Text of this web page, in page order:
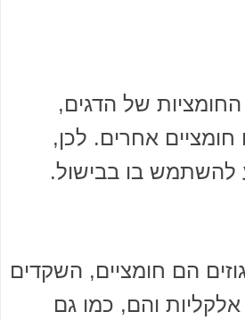
של הדגים,
אחרים. לכן,
להשתמש בו בבישול.
הם חומציים, השקדים
והם, כמו גם